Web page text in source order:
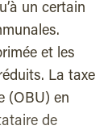
un certain
et les
La taxe
(OBU) en
de